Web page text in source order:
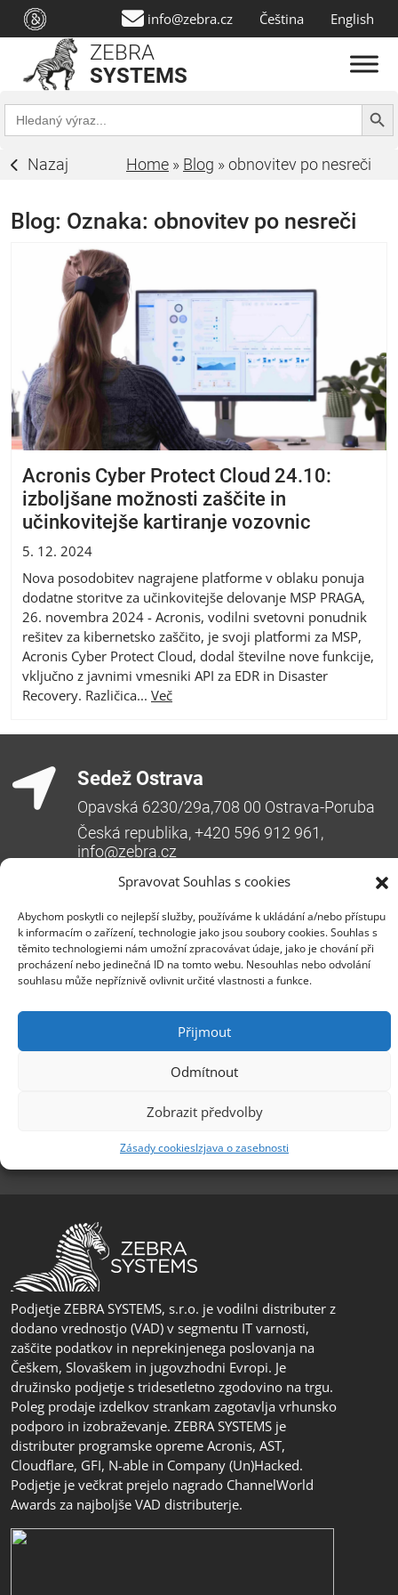
Spravovat Souhlas s cookies
Abychom poskytli co nejlepší služby, používáme k ukládání a/nebo přístupu
k informacím o zařízení, technologie jako jsou soubory cookies. Souhlas s
těmito technologiemi nám umožní zpracovávat údaje, jako je chování při
procházení nebo jedinečná ID na tomto webu. Nesouhlas nebo odvolání
souhlasu může nepříznivě ovlivnit určité vlastnosti a funkce.
Přijmout
Odmítnout
Zobrazit předvolby
Zásady cookiesIzjava o zasebnosti
info@zebra.cz Čeština English
ZEBRA
SYSTEMS
Search
for:
Search
Nazaj Home » Blog »obnovitev po nesreči
Blog: Oznaka: obnovitev po nesreči
Acronis Cyber Protect Cloud 24.10:
izboljšane možnosti zaščite in
učinkovitejše kartiranje vozovnic
5. 12. 2024
Nova posodobitev nagrajene platforme v oblaku ponuja
dodatne storitve za učinkovitejše delovanje MSP PRAGA,
26. novembra 2024 - Acronis, vodilni svetovni ponudnik
rešitev za kibernetsko zaščito, je svoji platformi za MSP,
Acronis Cyber Protect Cloud, dodal številne nove funkcije,
vključno z javnimi vmesniki API za EDR in Disaster
Recovery. Različica... Več
Sedež Ostrava
Opavská 6230/29a,708 00 Ostrava-Poruba
Česká republika, +420 596 912 961,
info@zebra.cz
Podružnica Hradec Králové
Třída SNP 402/48, 500 03 Hradec Králové
Česká republika, +420 491 615 380,
pobockaHK@zebra.cz
Podružnica Slovaška
erik.leo@zebra.cz
Podružnica Adriatic
+385 99 3241 770 (HR) +381 61 6231 777
nebojsa.stankic@zebra.cz
Podjetje ZEBRA SYSTEMS, s.r.o. je vodilni distributer z
dodano vrednostjo (VAD) v segmentu IT varnosti,
zaščite podatkov in neprekinjenega poslovanja na
Češkem, Slovaškem in jugovzhodni Evropi. Je
družinsko podjetje s tridesetletno zgodovino na trgu.
Poleg prodaje izdelkov strankam zagotavlja vrhunsko
podporo in izobraževanje. ZEBRA SYSTEMS je
distributer programske opreme Acronis, AST,
Cloudflare, GFI, N-able in Company (Un)Hacked.
Podjetje je večkrat prejelo nagrado ChannelWorld
Awards za najboljše VAD distributerje.